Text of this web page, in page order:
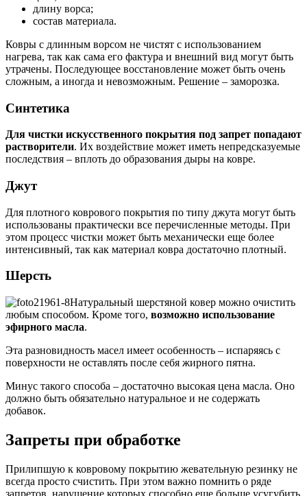
длину ворса;
состав материала.
Ковры с длинным ворсом не чистят с использованием
нагрева, так как сама его фактура и внешний вид могут быть
утрачены. Последующее восстановление может быть очень
сложным, а иногда и невозможным. Решение – заморозка.
Синтетика
Для чистки искусственного покрытия под запрет попадают
растворители. Их воздействие может иметь непредсказуемые
последствия – вплоть до образования дыры на ковре.
Джут
Для плотного коврового покрытия по типу джута могут быть
использованы практически все перечисленные методы. При
этом процесс чистки может быть механически еще более
интенсивный, так как материал ковра достаточно плотный.
Шерсть
Натуральный шерстяной ковер можно очистить
любым способом. Кроме того, возможно использование
эфирного масла.
Эта разновидность масел имеет особенность – испаряясь с
поверхности не оставлять после себя жирного пятна.
Минус такого способа – достаточно высокая цена масла. Оно
должно быть обязательно натуральное и не содержать
добавок.
Запреты при обработке
Прилипшую к ковровому покрытию жевательную резинку не
всегда просто счистить. При этом важно помнить о ряде
запретов, нарушение которых способно еще больше усугубить